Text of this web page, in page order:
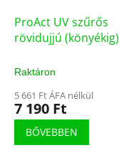
ProAct UV szűrős
rövidujjú (könyékig)
UPFR-50
Raktáron
5 661 Ft ÁFA nélkül
7 190 Ft
BŐVEBBEN